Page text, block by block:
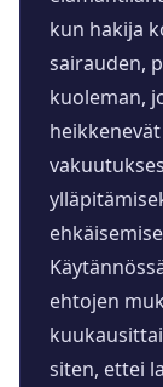
kun hakija
sairauden,
kuoleman,
ehtojen
siten, ettei